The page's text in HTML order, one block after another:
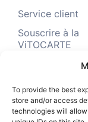
To provide the best
store and/or access
technologies will
Service client
Souscrire à la
ViTOCARTE